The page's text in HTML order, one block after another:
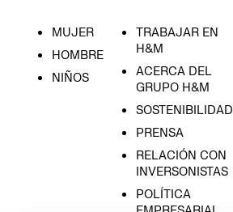
MUJER
HOMBRE
NIÑOS
TRABAJAR EN
H&M
ACERCA DEL
GRUPO H&M
SOSTENIBILIDAD
PRENSA
RELACIÓN CON
INVERSONISTAS
POLÍTICA